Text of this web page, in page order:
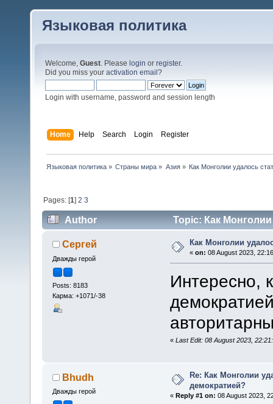
Языковая политика
Welcome, Guest. Please login or register.
Did you miss your activation email ?
Login with username, password and session length
Home Help Search Login Register
Языковая политика» Страны мира » Азия» Как Монголии удалось
Pages: [1]2 3
Author Topic: Как
Сергей
Дважды герой
Posts: 8183
Карма: +1071/-38
Как Монголии
«on: 08 August 2023,
Интересно,
« Last Edit: 08 August 2023,
Bhudh
Дважды герой
Re: Как Монголии
демократией?
« Reply #1 on: 08 August 2023,